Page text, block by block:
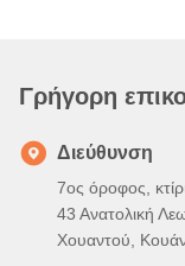
Γρήγορη
Διεύθυνση
7ος όροφος,
43 Ανατολική
Χουαντού,